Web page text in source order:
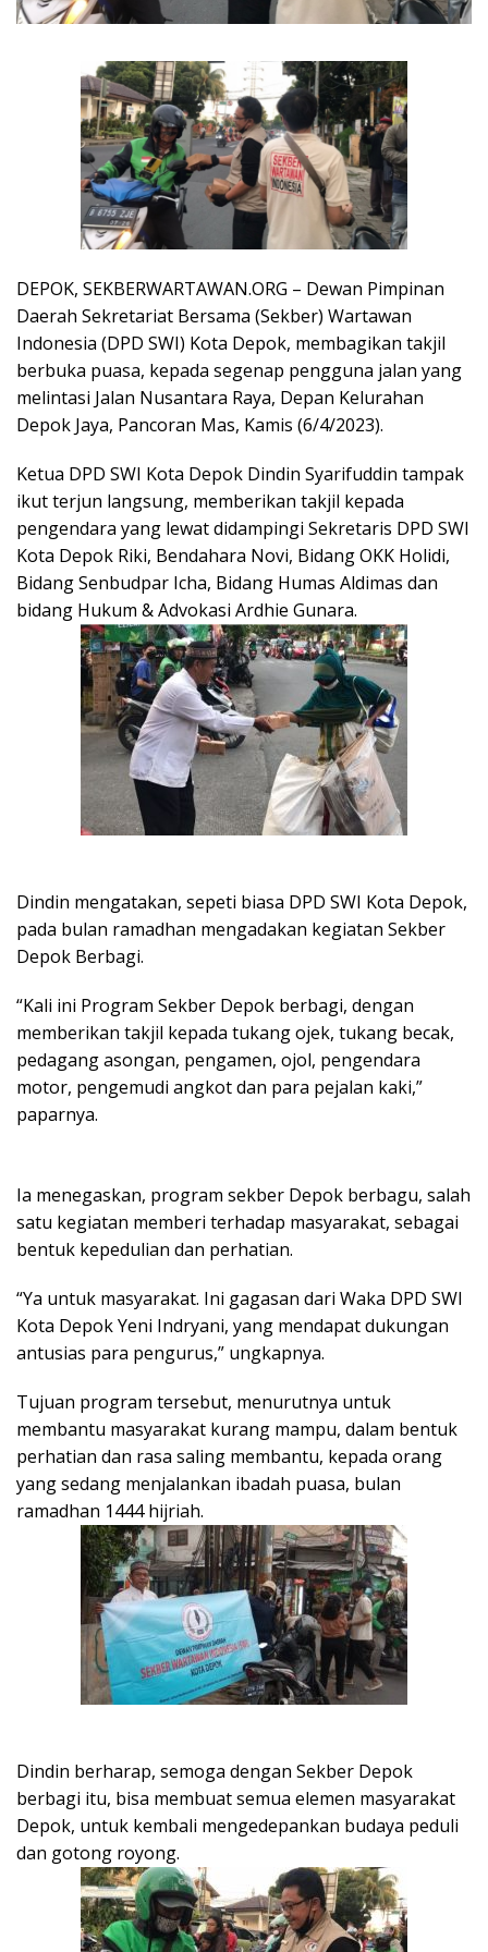
DEPOK, SEKBERWARTAWAN.ORG – Dewan Pimpinan
Daerah Sekretariat Bersama (Sekber) Wartawan
Indonesia (DPD SWI) Kota Depok, membagikan takjil
berbuka puasa, kepada segenap pengguna jalan yang
melintasi Jalan Nusantara Raya, Depan Kelurahan
Depok Jaya, Pancoran Mas, Kamis (6/4/2023).
Ketua DPD SWI Kota Depok Dindin Syarifuddin tampak
ikut terjun langsung, memberikan takjil kepada
pengendara yang lewat didampingi Sekretaris DPD SWI
Kota Depok Riki, Bendahara Novi, Bidang OKK Holidi,
Bidang Senbudpar Icha, Bidang Humas Aldimas dan
bidang Hukum & Advokasi Ardhie Gunara.
Dindin mengatakan, sepeti biasa DPD SWI Kota Depok,
pada bulan ramadhan mengadakan kegiatan Sekber
Depok Berbagi.
“Kali ini Program Sekber Depok berbagi, dengan
memberikan takjil kepada tukang ojek, tukang becak,
pedagang asongan, pengamen, ojol, pengendara
motor, pengemudi angkot dan para pejalan kaki,”
paparnya.
Ia menegaskan, program sekber Depok berbagu, salah
satu kegiatan memberi terhadap masyarakat, sebagai
bentuk kepedulian dan perhatian.
“Ya untuk masyarakat. Ini gagasan dari Waka DPD SWI
Kota Depok Yeni Indryani, yang mendapat dukungan
antusias para pengurus,” ungkapnya.
Tujuan program tersebut, menurutnya untuk
membantu masyarakat kurang mampu, dalam bentuk
perhatian dan rasa saling membantu, kepada orang
yang sedang menjalankan ibadah puasa, bulan
ramadhan 1444 hijriah.
Dindin berharap, semoga dengan Sekber Depok
berbagi itu, bisa membuat semua elemen masyarakat
Depok, untuk kembali mengedepankan budaya peduli
dan gotong royong.